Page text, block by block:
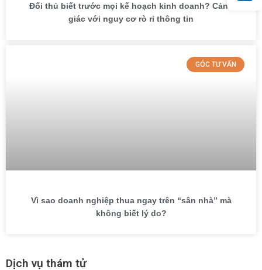
Đối thủ biết trước mọi kế hoạch kinh doanh? Cảnh
giác với nguy cơ rò rỉ thông tin
GÓC TƯ VẤN
Vì sao doanh nghiệp thua ngay trên “sân nhà” mà
không biết lý do?
Dịch vụ thám tử